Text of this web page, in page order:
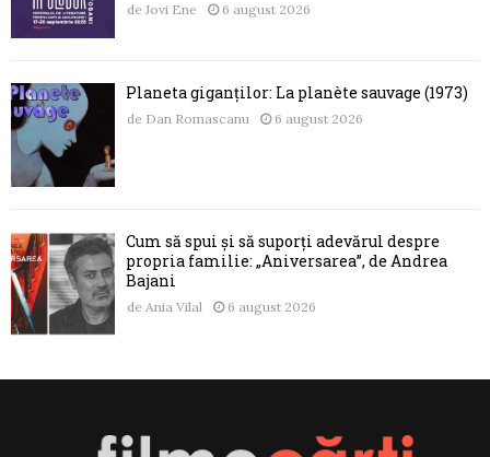
de Jovi Ene 6 august 2026
Planeta giganților: La planète sauvage (1973)
de Dan Romascanu 6 august 2026
Cum să spui și să suporți adevărul despre
propria familie: „Aniversarea”, de Andrea
Bajani
de Ania Vilal 6 august 2026